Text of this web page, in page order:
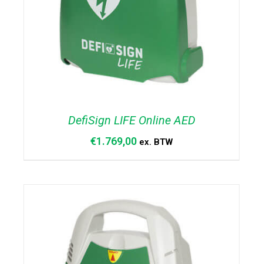
TOEVOEGEN AAN WINKELWAGEN
DefiSign LIFE Online AED
€1.769,00 ex. BTW